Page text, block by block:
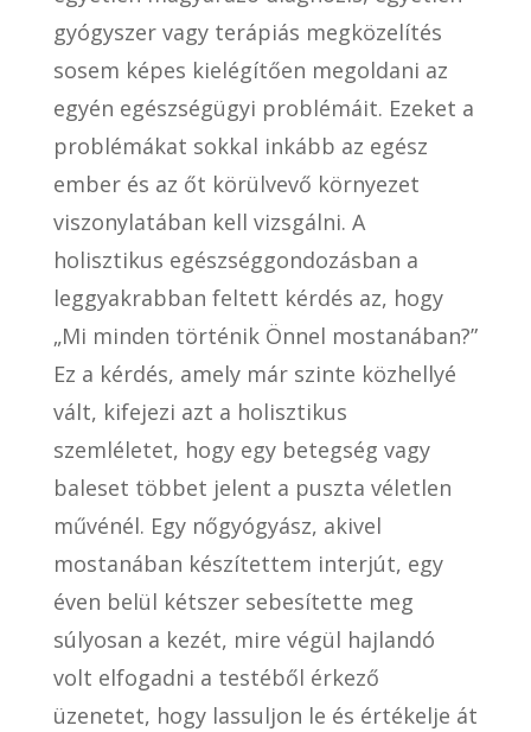
gyógyszer vagy terápiás megközelítés
sosem képes kielégítően megoldani az
egyén egészségügyi problémáit. Ezeket a
problémákat sokkal inkább az egész
ember és az őt körülvevő környezet
viszonylatában kell vizsgálni. A
holisztikus egészséggondozásban a
leggyakrabban feltett kérdés az, hogy
„Mi minden történik Önnel mostanában?”
Ez a kérdés, amely már szinte közhellyé
vált, kifejezi azt a holisztikus
szemléletet, hogy egy betegség vagy
baleset többet jelent a puszta véletlen
művénél. Egy nőgyógyász, akivel
mostanában készítettem interjút, egy
éven belül kétszer sebesítette meg
súlyosan a kezét, mire végül hajlandó
volt elfogadni a testéből érkező
üzenetet, hogy lassuljon le és értékelje át